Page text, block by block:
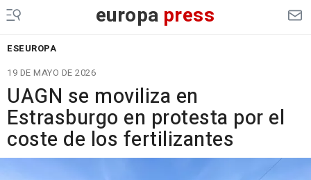
europa press
ESEUROPA
19 DE MAYO DE 2026
UAGN se moviliza en
Estrasburgo en protesta por el
coste de los fertilizantes